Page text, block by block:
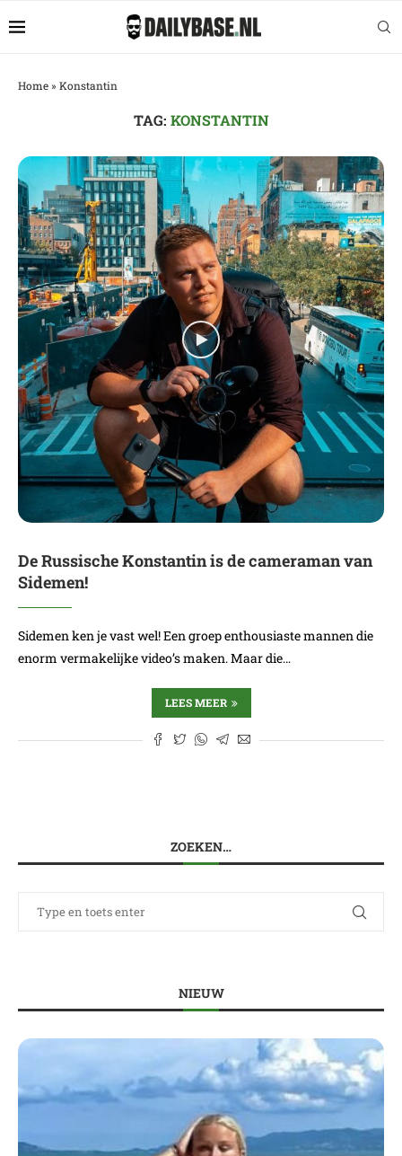
Home» Konstantin
TAG: KONSTANTIN
De Russische Konstantin is de cameraman van
Sidemen!
Sidemen ken je vast wel! Een groep enthousiaste mannen die
enorm vermakelijke video’s maken. Maar die…
LEES MEER
ZOEKEN…
NIEUW